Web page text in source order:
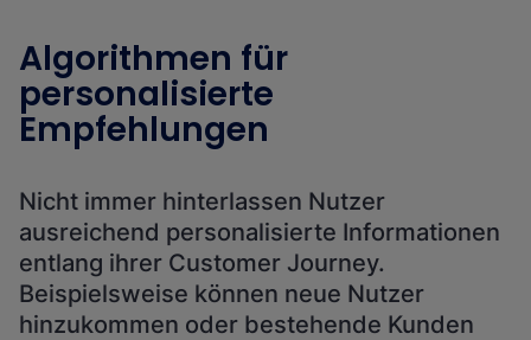
Algorithmen für
personalisierte
Empfehlungen
Nicht immer hinterlassen Nutzer
ausreichend personalisierte Informationen
entlang ihrer Customer Journey.
Beispielsweise können neue Nutzer
hinzukommen oder bestehende Kunden